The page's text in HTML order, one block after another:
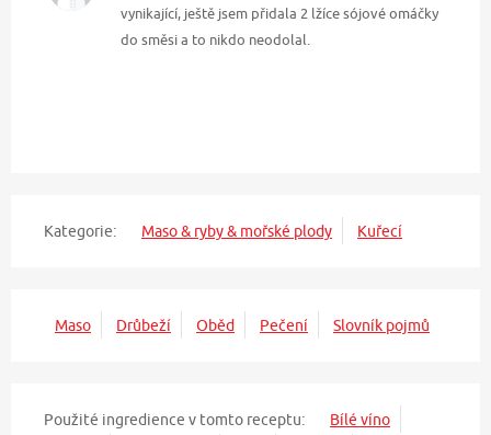
vynikající, ještě jsem přidala 2 lžíce sójové omáčky
do směsi a to nikdo neodolal.
Kategorie: Maso & ryby & mořské plody Kuřecí
Maso Drůbeží Oběd Pečení Slovník pojmů
Použité ingredience v tomto receptu:
Bílé víno